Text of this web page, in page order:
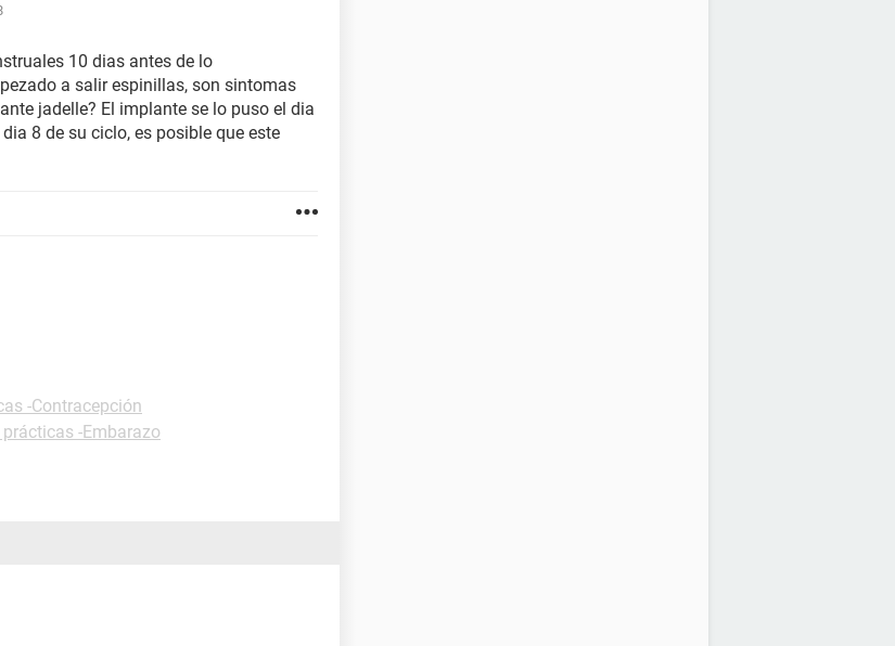
10 dias antes de lo
a salir espinillas, son sintomas
jadelle? El implante se lo puso el dia
8 de su ciclo, es posible que este
-Contracepción
-Embarazo